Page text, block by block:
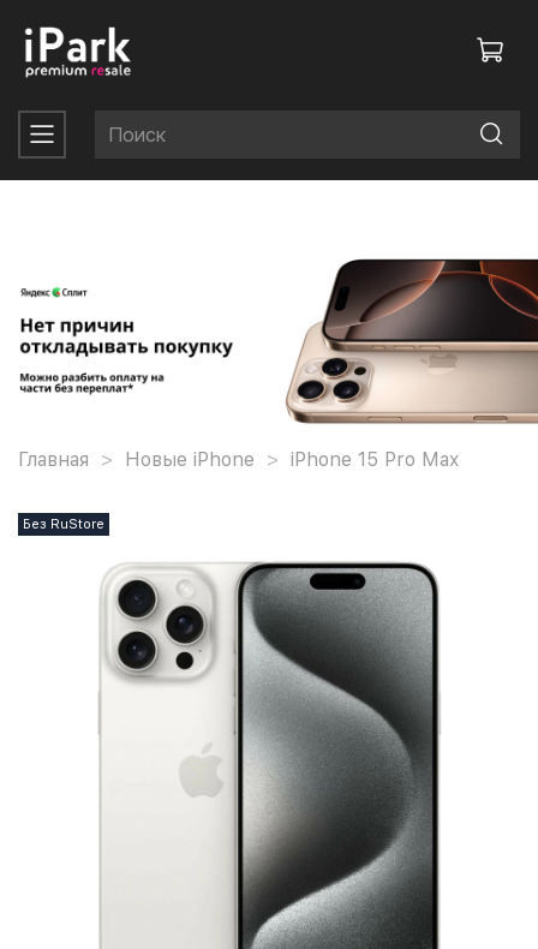
Главная Новые iPhone iPhone 15 Pro Max
Без RuStore